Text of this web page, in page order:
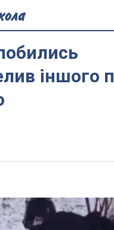
іншого